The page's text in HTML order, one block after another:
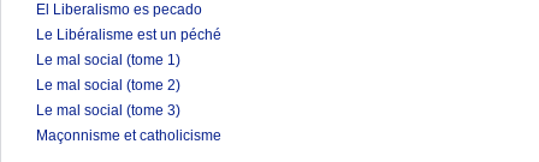
El Liberalismo es pecado
Le Libéralisme est un péché
Le mal social (tome 1)
Le mal social (tome 2)
Le mal social (tome 3)
Maçonnisme et catholicisme